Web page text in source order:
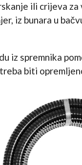
ili crijeva
iz bunara u
iz spremnika
biti